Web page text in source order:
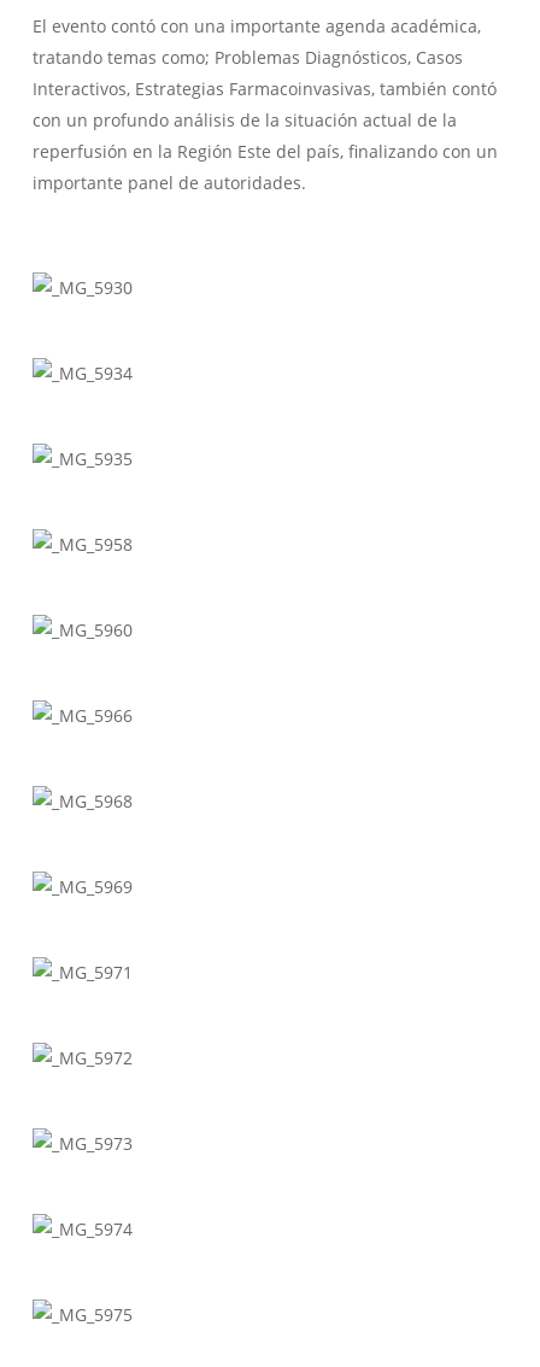
El evento contó con una importante agenda académica,
tratando temas como; Problemas Diagnósticos, Casos
Interactivos, Estrategias Farmacoinvasivas, también contó
con un profundo análisis de la situación actual de la
reperfusión en la Región Este del país, finalizando con un
importante panel de autoridades.